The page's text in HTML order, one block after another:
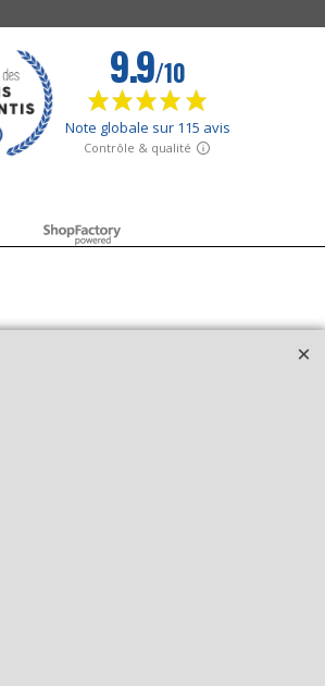
créés avec le logiciel eCommerce ShopFactory